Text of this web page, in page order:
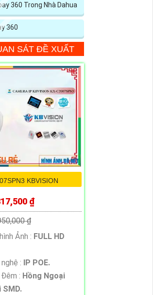
360 Trong Nhà Dahua
360
SÁT ĐỀ XUẤT
KBVISION
₫
₫
Ảnh : FULL HD
: IP POE.
: Hồng Ngoại
SMD.